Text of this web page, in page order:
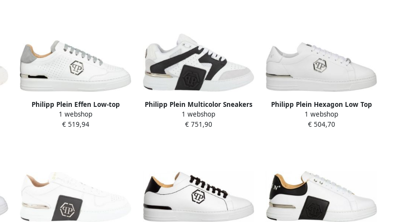
Philipp Plein Effen Low-top
Sneakers White Heren
1 webshop
€ 519,94
Philipp Plein Multicolor Sneakers
voor Heren White Heren
1 webshop
€ 751,90
Philipp Plein Hexagon Low Top
Sneakers Wit Heren
1 webshop
€ 504,70